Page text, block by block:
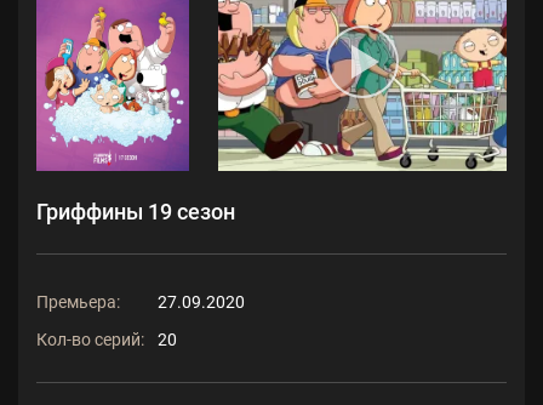
Гриффины 19 сезон
Премьера:
27.09.2020
Кол-во серий:
20